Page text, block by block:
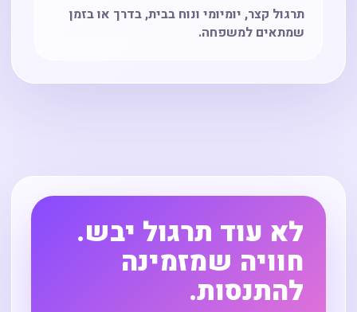
תרגול קצר, יומיומי ונוח בבית, בדרך או בזמן
שמתאים למשפחה.
לא עוד תרגול יבש.
חוויה שמזמינה
להתנסות.